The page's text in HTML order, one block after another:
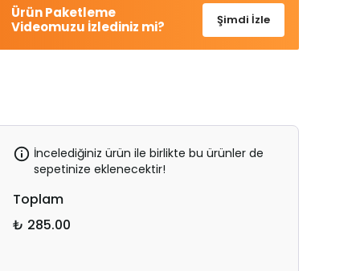
Ürün Paketleme
Videomuzu İzlediniz mi?
Şimdi İzle
İncelediğiniz ürün ile birlikte bu ürünler de
sepetinize eklenecektir!
Toplam
₺ 285.00